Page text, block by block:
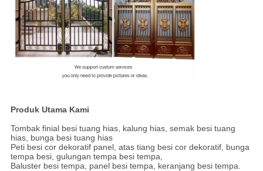
Produk Utama Kami
Tombak finial besi tuang hias, kalung hias, semak besi tuang
hias, bunga besi tuang hias
Peti besi cor dekoratif panel, atas tiang besi cor dekoratif, bunga
tempa besi, gulungan tempa besi tempa,
Baluster besi tempa, panel besi tempa, keranjang besi tempa.